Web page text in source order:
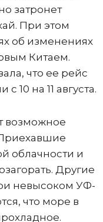
затронет
При этом
об изменениях
Китаем.
что ее рейс
10 на 11 августа.
возможное
облачности и
Другие
невысоком УФ-
что море в